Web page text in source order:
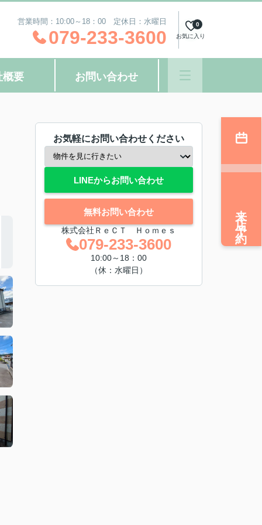
営業時間：10:00～18：00 定休日：水曜日
079-233-3600 お気に入り
0
概要 お問い合わせ
お気軽にお問い合わせください
LINEからお問い合わせ
無料お問い合わせ
株式会社ＲｅＣＴ Ｈｏｍｅｓ
079-233-3600
10:00～18：00
（休：水曜日）
来店予約